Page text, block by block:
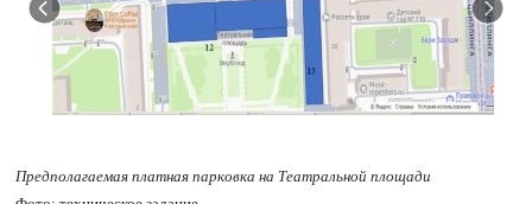
Предполагаемая платная парковка на Театральной площади